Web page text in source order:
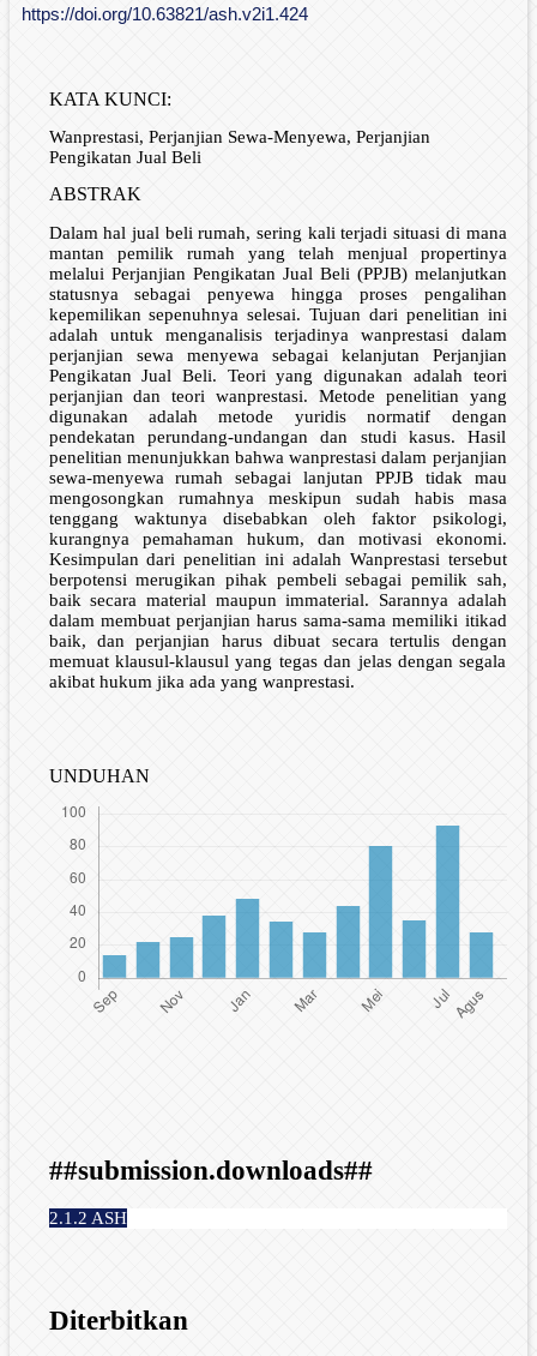
https://doi.org/10.63821/ash.v2i1.424
KATA KUNCI:
Wanprestasi, Perjanjian Sewa-Menyewa, Perjanjian
Pengikatan Jual Beli
ABSTRAK
Dalam hal jual beli rumah, sering kali terjadi situasi di mana
mantan pemilik rumah yang telah menjual propertinya
melalui Perjanjian Pengikatan Jual Beli (PPJB) melanjutkan
statusnya sebagai penyewa hingga proses pengalihan
kepemilikan sepenuhnya selesai. Tujuan dari penelitian ini
adalah untuk menganalisis terjadinya wanprestasi dalam
perjanjian sewa menyewa sebagai kelanjutan Perjanjian
Pengikatan Jual Beli. Teori yang digunakan adalah teori
perjanjian dan teori wanprestasi. Metode penelitian yang
digunakan adalah metode yuridis normatif dengan
pendekatan perundang-undangan dan studi kasus. Hasil
penelitian menunjukkan bahwa wanprestasi dalam perjanjian
sewa-menyewa rumah sebagai lanjutan PPJB tidak mau
mengosongkan rumahnya meskipun sudah habis masa
tenggang waktunya disebabkan oleh faktor psikologi,
kurangnya pemahaman hukum, dan motivasi ekonomi.
Kesimpulan dari penelitian ini adalah Wanprestasi tersebut
berpotensi merugikan pihak pembeli sebagai pemilik sah,
baik secara material maupun immaterial. Sarannya adalah
dalam membuat perjanjian harus sama-sama memiliki itikad
baik, dan perjanjian harus dibuat secara tertulis dengan
memuat klausul-klausul yang tegas dan jelas dengan segala
akibat hukum jika ada yang wanprestasi.
UNDUHAN
##submission.downloads##
2.1.2 ASH
Diterbitkan